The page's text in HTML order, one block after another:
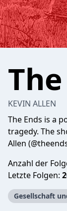
KEVIN ALLEN
The Ends is a
tragedy. The
Allen
Anzahl der
Letzte Folgen:
Gesellschaft